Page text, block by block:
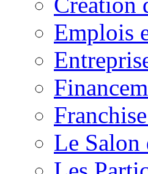
Emplois
Le Salon